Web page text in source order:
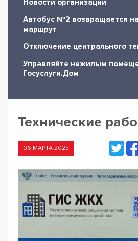
Новости организации
Автобус №2 возвращается
маршрут
Отключение центрального
Управляйте нежилым
Госуслуги.Дом
Технические
06 МАРТА 2025